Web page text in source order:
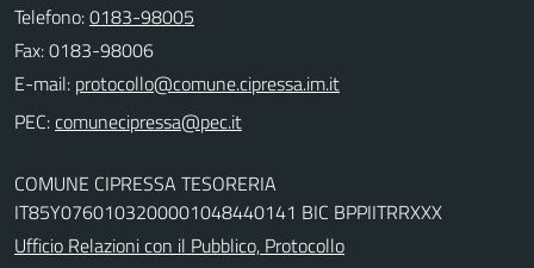
Telefono:0183-98005
Fax: 0183-98006
E-mail:
PEC:
COMUNE CIPRESSA TESORERIA
IT85Y0760103200001048440141 BIC BPPIITRRXXX
Ufficio Relazioni con il Pubblico, Protocollo